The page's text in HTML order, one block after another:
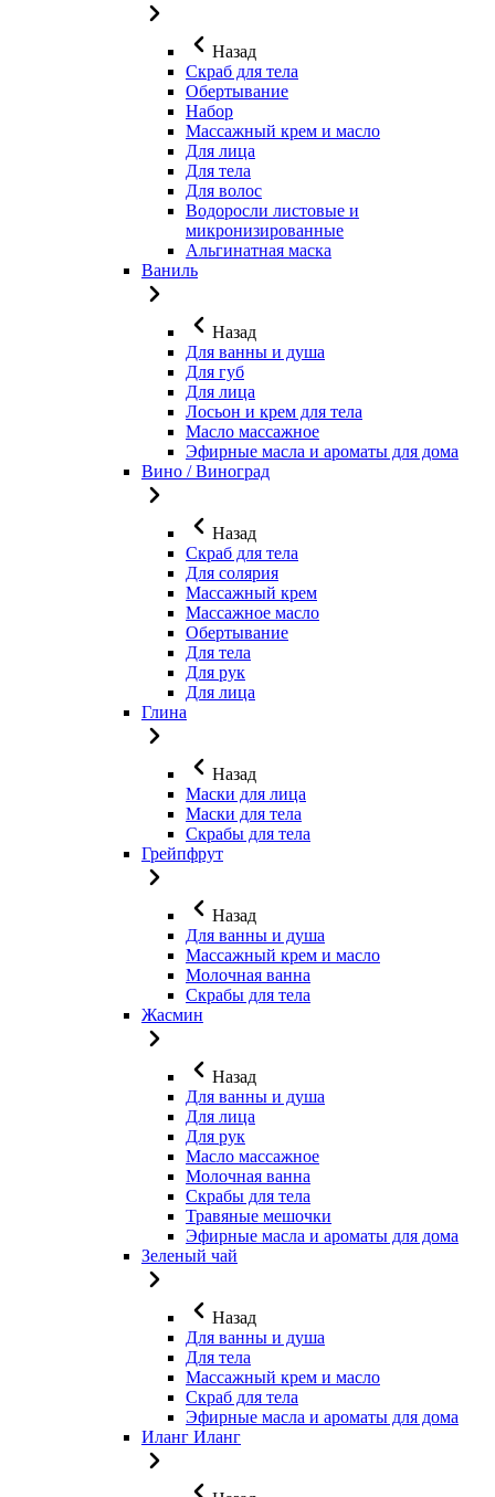
Назад
Скраб для тела
Обертывание
Набор
Массажный крем и масло
Для лица
Для тела
Для волос
Водоросли листовые и
микронизированные
Альгинатная маска
Ваниль
Назад
Для ванны и душа
Для губ
Для лица
Лосьон и крем для тела
Масло массажное
Эфирные масла и ароматы для дома
Вино / Виноград
Назад
Скраб для тела
Для солярия
Массажный крем
Массажное масло
Обертывание
Для тела
Для рук
Для лица
Глина
Назад
Маски для лица
Маски для тела
Скрабы для тела
Грейпфрут
Назад
Для ванны и душа
Массажный крем и масло
Молочная ванна
Скрабы для тела
Жасмин
Назад
Для ванны и душа
Для лица
Для рук
Масло массажное
Молочная ванна
Скрабы для тела
Травяные мешочки
Эфирные масла и ароматы для дома
Зеленый чай
Назад
Для ванны и душа
Для тела
Массажный крем и масло
Скраб для тела
Эфирные масла и ароматы для дома
Иланг Иланг